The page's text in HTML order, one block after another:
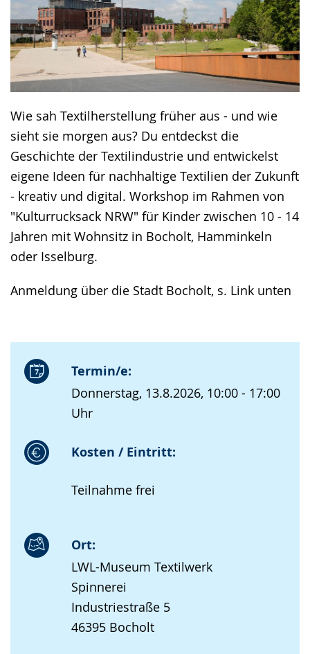
Wie sah Textilherstellung früher aus - und wie
sieht sie morgen aus? Du entdeckst die
Geschichte der Textilindustrie und entwickelst
eigene Ideen für nachhaltige Textilien der Zukunft
- kreativ und digital. Workshop im Rahmen von
"Kulturrucksack NRW" für Kinder zwischen 10 - 14
Jahren mit Wohnsitz in Bocholt, Hamminkeln
oder Isselburg.
Anmeldung über die Stadt Bocholt, s. Link unten
Termin/e:
Donnerstag, 13.8.2026, 10:00 - 17:00
Uhr
Kosten / Eintritt:
Teilnahme frei
Ort:
LWL-Museum Textilwerk
Spinnerei
Industriestraße 5
46395 Bocholt